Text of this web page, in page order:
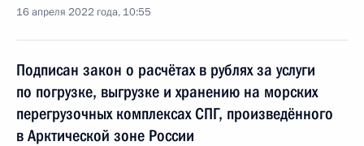
16 апреля 2022 года, 10:55
Подписан закон о расчётах в рублях за услуги
по погрузке, выгрузке и хранению на морских
перегрузочных комплексах СПГ, произведённого
в Арктической зоне России